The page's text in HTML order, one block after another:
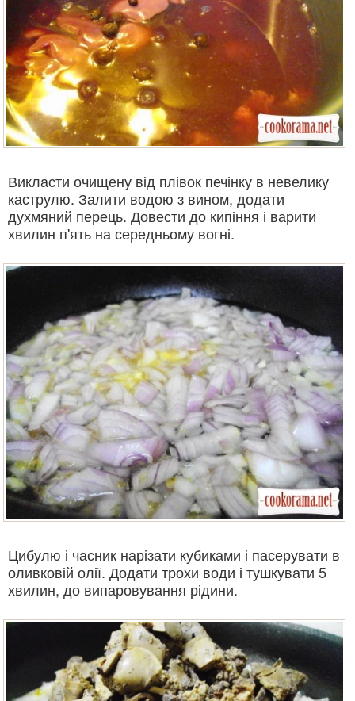
Викласти очищену від плівок печінку в невелику
каструлю. Залити водою з вином, додати
духмяний перець. Довести до кипіння і варити
хвилин п'ять на середньому вогні.
Цибулю і часник нарізати кубиками і пасерувати в
оливковій олії. Додати трохи води і тушкувати 5
хвилин, до випаровування рідини.